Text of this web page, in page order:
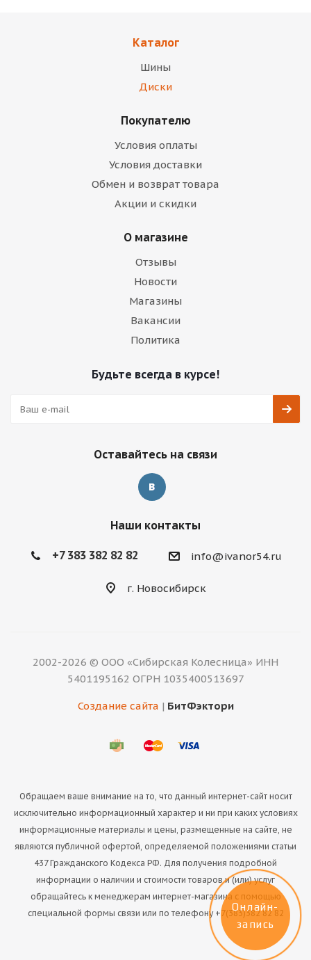
Каталог
Шины
Диски
Покупателю
Условия оплаты
Условия доставки
Обмен и возврат товара
Акции и скидки
О магазине
Отзывы
Новости
Магазины
Вакансии
Политика
Будьте всегда в курсе!
Оставайтесь на связи
Наши контакты
+7 383 382 82 82 info@ivanor54.ru
г. Новосибирск
2002-2026 © ООО «Сибирская Колесница» ИНН
5401195162 ОГРН 1035400513697
Создание сайта | БитФэктори
Обращаем ваше внимание на то, что данный интернет-сайт носит
исключительно информационный характер и ни при каких условиях
информационные материалы и цены, размещенные на сайте, не
являются публичной офертой, определяемой положениями статьи
437 Гражданского Кодекса РФ. Для получения подробной
информации о наличии и стоимости товаров и (или) услуг
обращайтесь к менеджерам интернет-магазина с помощью
специальной формы связи или по телефону +7(383)382 82 82
Онлайн-
запись